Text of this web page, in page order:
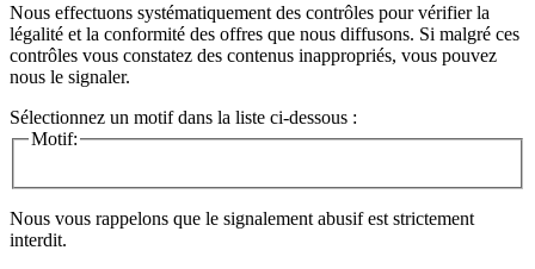
Nous effectuons systématiquement des contrôles pour vérifier la
légalité et la conformité des offres que nous diffusons. Si malgré ces
contrôles vous constatez des contenus inappropriés, vous pouvez
nous le signaler.
Sélectionnez un motif dans la liste ci-dessous :
Motif:
Nous vous rappelons que le signalement abusif est strictement
interdit.